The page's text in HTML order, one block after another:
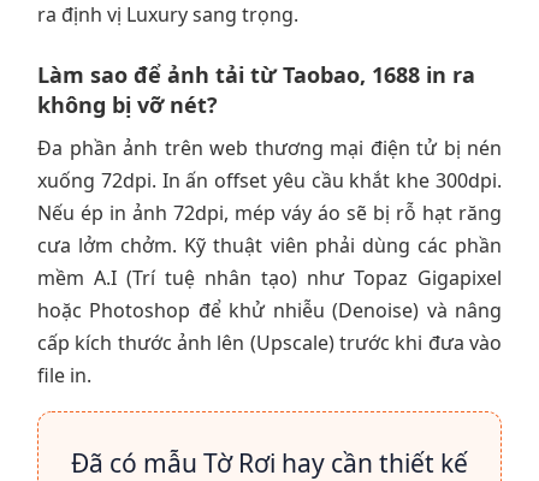
ra định vị Luxury sang trọng.
Làm sao để ảnh tải từ Taobao, 1688 in ra
không bị vỡ nét?
Đa phần ảnh trên web thương mại điện tử bị nén
xuống 72dpi. In ấn offset yêu cầu khắt khe 300dpi.
Nếu ép in ảnh 72dpi, mép váy áo sẽ bị rỗ hạt răng
cưa lởm chởm. Kỹ thuật viên phải dùng các phần
mềm A.I (Trí tuệ nhân tạo) như Topaz Gigapixel
hoặc Photoshop để khử nhiễu (Denoise) và nâng
cấp kích thước ảnh lên (Upscale) trước khi đưa vào
file in.
Đã có mẫu Tờ Rơi hay cần thiết kế